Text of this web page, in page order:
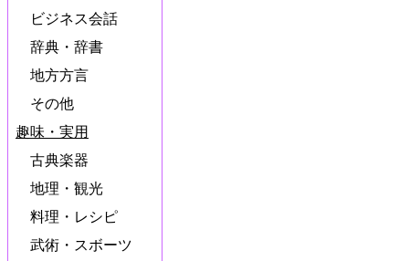
ビジネス会話
辞典・辞書
地方方言
その他
趣味・実用
古典楽器
地理・観光
料理・レシピ
武術・スボーツ